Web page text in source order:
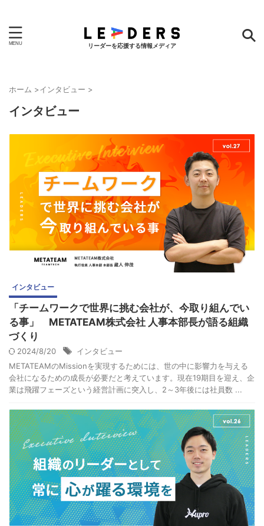
リーダーを応援する情報メディア
ホーム >インタビュー >
インタビュー
インタビュー
「チームワークで世界に挑む会社が、今取り組んでい
る事」 METATEAM株式会社 人事本部長が語る組織
づくり
2024/8/20
インタビュー
METATEAMのMissionを実現するためには、世の中に影響力を与える
会社になるための成長が必要だと考えています。現在19期目を迎え、企
業は飛躍フェーズという経営計画に突入し、2～3年後には社員数 ...